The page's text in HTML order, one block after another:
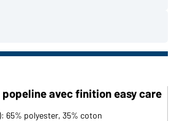
avec finition easy care
65% polyester, 35% coton